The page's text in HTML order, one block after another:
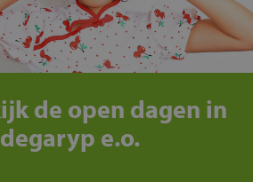
de open dagen in
e.o.